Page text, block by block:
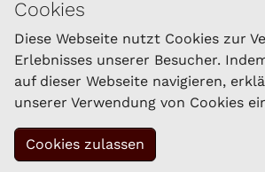
Cookies
Diese Webseite nutzt Cookies zur
Erlebnisses unserer Besucher.
auf dieser Webseite navigieren,
unserer Verwendung von Cookies
Impressum
Datenschutzerklärung
KONTAKT
Schaf- und Ziegenzucht Tirol eGen
Brixner Straße 1
6020 Innsbruck